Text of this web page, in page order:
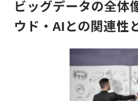
ビッグデータの全体
ウド・AIとの関連性